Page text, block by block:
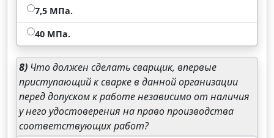
7,5 МПа.
40 МПа.
8) Что должен сделать сварщик, впервые
приступающий к сварке в данной организации
перед допуском к работе независимо от наличия
у него удостоверения на право производства
соответствующих работ?